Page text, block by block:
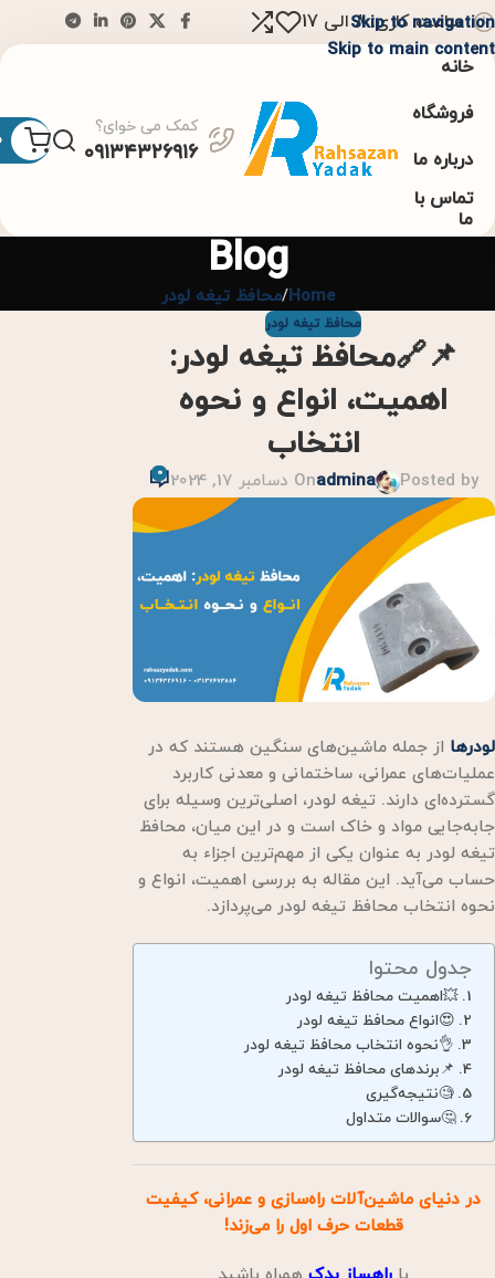
Skip to navigation
Skip to main content
ساعت کاری: 8 الی 17
خانه
فروشگاه
درباره ما
تماس با
ما
کمک می خوای؟
۰۹۱۳۴۳۲۶۹۱۶
Blog
Home محافظ تیغه لودر
محافظ تیغه لودر
📌🔗محافظ تیغه لودر:
اهمیت، انواع و نحوه
انتخاب
Posted by
adminaOn دسامبر 17, 2024 0
لودرها از جمله ماشین‌های سنگین هستند که در
عملیات‌های عمرانی، ساختمانی و معدنی کاربرد
گسترده‌ای دارند. تیغه لودر، اصلی‌ترین وسیله برای
جابه‌جایی مواد و خاک است و در این میان، محافظ
تیغه لودر به عنوان یکی از مهم‌ترین اجزاء به
حساب می‌آید. این مقاله به بررسی اهمیت، انواع و
نحوه انتخاب محافظ تیغه لودر می‌پردازد.
جدول محتوا
💥اهمیت محافظ تیغه لودر
😍انواع محافظ تیغه لودر
👌نحوه انتخاب محافظ تیغه لودر
📌برندهای محافظ تیغه لودر
🧐نتیجه‌گیری
🤔سوالات متداول
در دنیای ماشین‌آلات راه‌سازی و عمرانی، کیفیت
قطعات حرف اول را می‌زند!